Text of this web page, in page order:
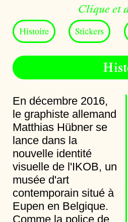
Clique et
Histoire Stickers
En décembre 2016,
le graphiste allemand
Matthias Hübner se
lance dans la
nouvelle identité
visuelle de l'IKOB, un
musée d'art
contemporain situé à
Eupen en Belgique.
Comme la police de
New Roman, et cette
polices de caractères
seraient remplacées
progressivement par
de nouveaux
ensembles. Fin 2017,
l'ensemble de la
typographie a
finalement été
développée et est